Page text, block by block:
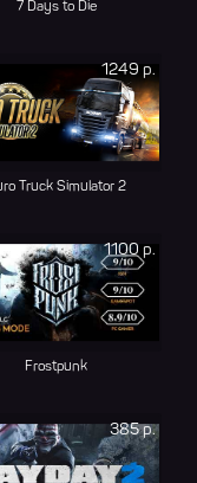
7 Days to Die
1249 р.
Truck Simulator 2
1100 р.
Frostpunk
385 р.